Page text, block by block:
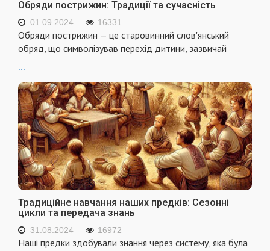
Обряди пострижин: Традиції та сучасність
01.09.2024 16331
Обряди пострижин — це старовинний слов'янський
обряд, що символізував перехід дитини, зазвичай
Традиційне навчання наших предків: Сезонні
цикли та передача знань
31.08.2024 16972
Наші предки здобували знання через систему, яка була